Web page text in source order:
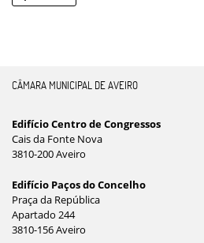
CÂMARA MUNICIPAL DE AVEIRO
Edifício Centro de Congressos
Cais da Fonte Nova
3810-200 Aveiro
Edifício Paços do Concelho
Praça da República
Apartado 244
3810-156 Aveiro